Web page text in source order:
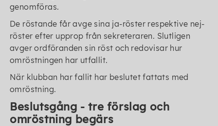
genomföras.
De röstande får avge sina ja-röster respektive nej-
röster efter upprop från sekreteraren. Slutligen
avger ordföranden sin röst och redovisar hur
omröstningen har utfallit.
När klubban har fallit har beslutet fattats med
omröstning.
Beslutsgång - tre förslag och
omröstning begärs